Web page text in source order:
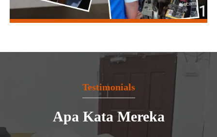
Testimonials
Apa Kata Mereka